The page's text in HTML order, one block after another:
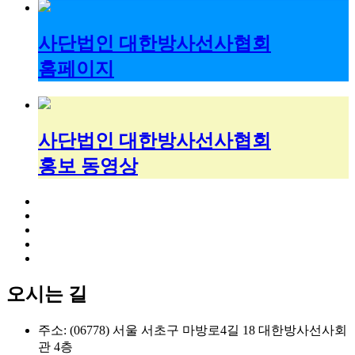
사단법인 대한방사선사협회
홈페이지
사단법인 대한방사선사협회
홍보 동영상
오시는 길
주소: (06778) 서울 서초구 마방로4길 18 대한방사선사회
관 4층